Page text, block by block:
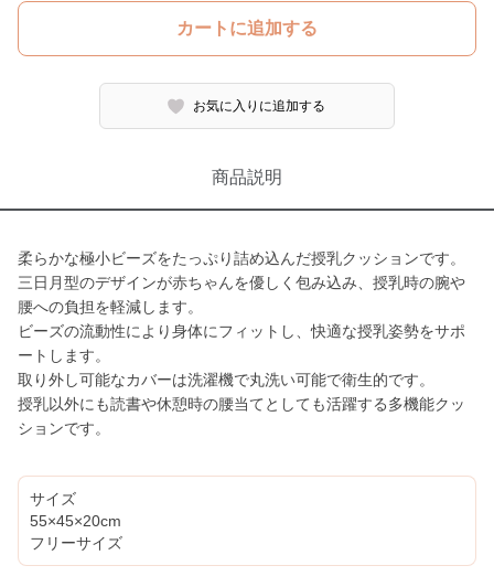
カートに追加する
お気に入りに追加する
商品説明
柔らかな極小ビーズをたっぷり詰め込んだ授乳クッションです。
三日月型のデザインが赤ちゃんを優しく包み込み、授乳時の腕や
腰への負担を軽減します。
ビーズの流動性により身体にフィットし、快適な授乳姿勢をサポ
ートします。
取り外し可能なカバーは洗濯機で丸洗い可能で衛生的です。
授乳以外にも読書や休憩時の腰当てとしても活躍する多機能クッ
ションです。
サイズ
55×45×20cm
フリーサイズ